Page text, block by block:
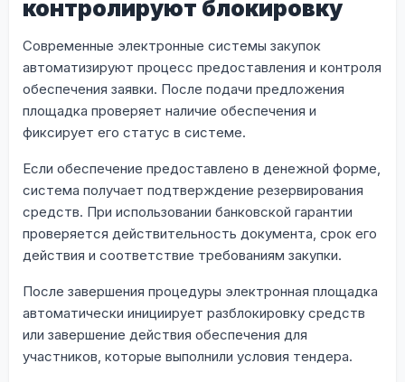
контролируют блокировку
Современные электронные системы закупок
автоматизируют процесс предоставления и контроля
обеспечения заявки. После подачи предложения
площадка проверяет наличие обеспечения и
фиксирует его статус в системе.
Если обеспечение предоставлено в денежной форме,
система получает подтверждение резервирования
средств. При использовании банковской гарантии
проверяется действительность документа, срок его
действия и соответствие требованиям закупки.
После завершения процедуры электронная площадка
автоматически инициирует разблокировку средств
или завершение действия обеспечения для
участников, которые выполнили условия тендера.